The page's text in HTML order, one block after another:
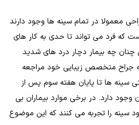
معمولا در تمام سینه ها وجود دارند
که فرد می تواند تا حدی به کار های
چنان چه بیمار دچار درد های شدید
جراح متخصص زیبایی خود مراجعه
سینه ها تا پایان هفته سوم پس از
وجود دارد. در برخی موارد بیماران بی
را تجربه می کنند که این موضوع